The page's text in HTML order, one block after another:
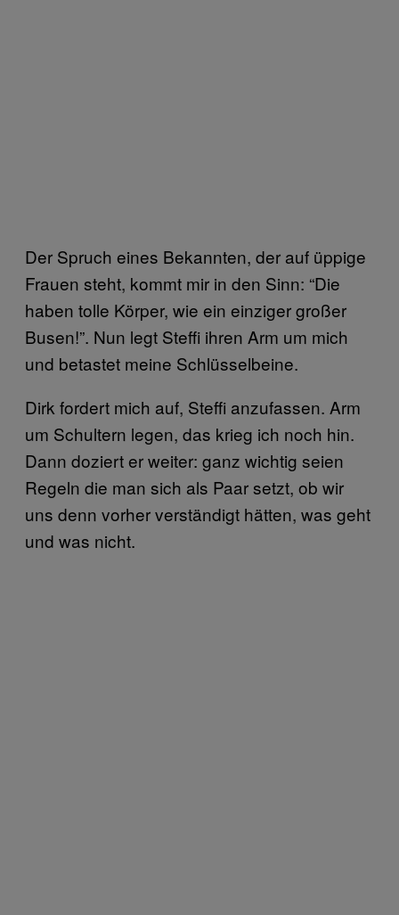
Der Spruch eines Bekannten, der auf üppige
Frauen steht, kommt mir in den Sinn: “Die
haben tolle Körper, wie ein einziger großer
Busen!”. Nun legt Steffi ihren Arm um mich
und betastet meine Schlüsselbeine.
Dirk fordert mich auf, Steffi anzufassen. Arm
um Schultern legen, das krieg ich noch hin.
Dann doziert er weiter: ganz wichtig seien
Regeln die man sich als Paar setzt, ob wir
uns denn vorher verständigt hätten, was geht
und was nicht.